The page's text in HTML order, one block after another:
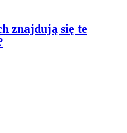
znajdują się te